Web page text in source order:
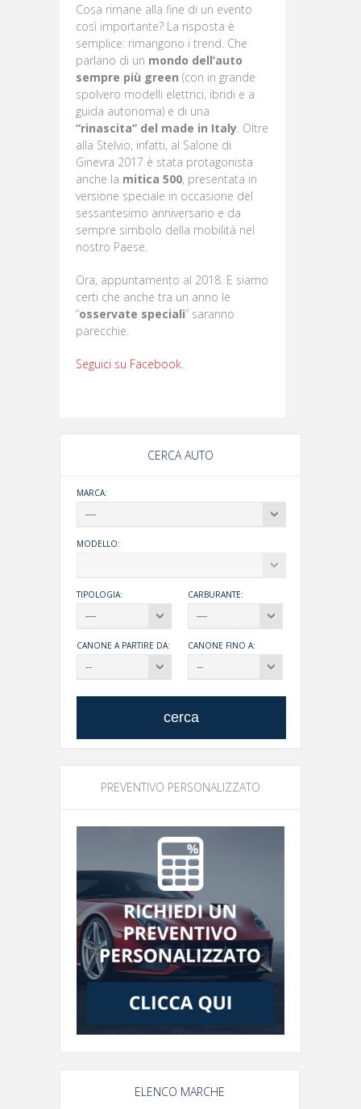
Cosa rimane alla fine di un evento
così importante? La risposta è
semplice: rimangono i trend. Che
parlano di un mondo dell’auto
sempre più green (con in grande
spolvero modelli elettrici, ibridi e a
guida autonoma) e di una
“rinascita” del made in Italy. Oltre
alla Stelvio, infatti, al Salone di
Ginevra 2017 è stata protagonista
anche la mitica 500, presentata in
versione speciale in occasione del
sessantesimo anniversario e da
sempre simbolo della mobilità nel
nostro Paese.
Ora, appuntamento al 2018. E siamo
certi che anche tra un anno le
“osservate speciali” saranno
parecchie.
Seguici su Facebook.
CERCA AUTO
MARCA:
MODELLO:
TIPOLOGIA: CARBURANTE:
CANONE A PARTIRE DA: CANONE FINO A:
PREVENTIVO PERSONALIZZATO
ELENCO MARCHE